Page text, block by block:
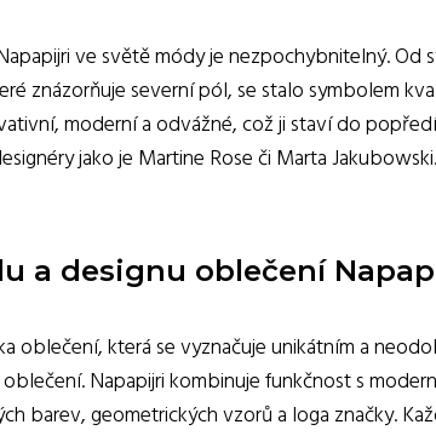
ve světě módy je nezpochybnitelný.
znázorňuje severní pól, se stalo symbolem
moderní a odvážné, což ji staví do
jako je Martine Rose či Marta
a designu oblečení
oblečení, která se vyznačuje unikátním a
Napapijri kombinuje funkčnost s
barev, geometrických vzorů a loga značky.